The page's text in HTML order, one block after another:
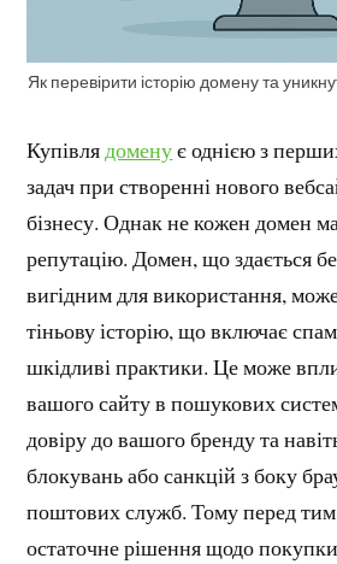
Як перевірити історію домену та
Купівлядоменує однією з
задач при створенні нового
бізнесу. Однак не кожен домен
репутацію. Домен, що здається
вигідним для використання,
тіньову історію, що включає
шкідливі практики. Це може
вашого сайту в пошукових
довіру до вашого бренду та
блокувань або санкцій з боку
поштових служб. Тому перед
остаточне рішення щодо